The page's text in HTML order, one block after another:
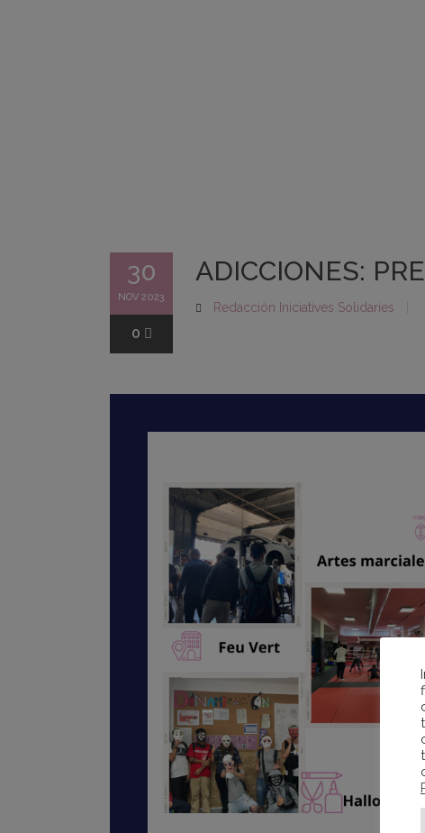
30
NOV 2023
0
ADICCIONES:
Redacción Iniciatives Solidaries